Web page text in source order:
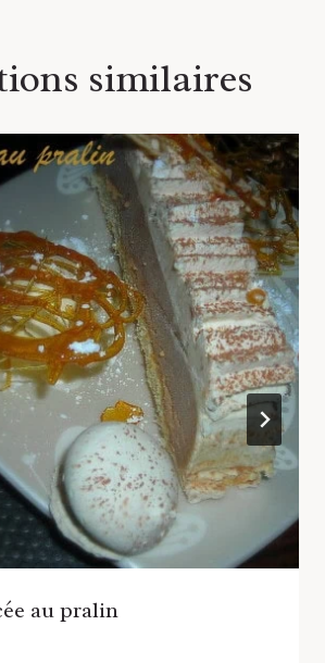
similaires
au pralin